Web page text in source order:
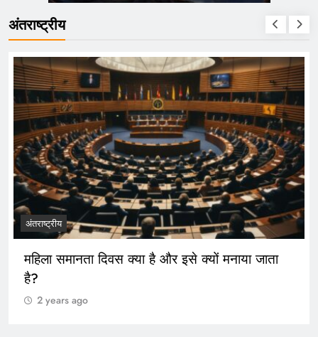
अंतराष्ट्रीय
अंतराष्ट्रीय
महिला समानता दिवस क्या है और इसे क्यों मनाया जाता
है?
2 years ago